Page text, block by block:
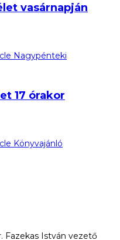
vasárnapján
17 órakor
Fazekas István vezető